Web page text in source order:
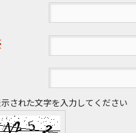
された文字を入力してください